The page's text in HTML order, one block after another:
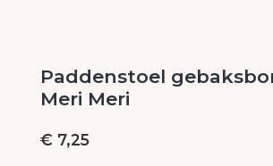
Paddenstoel
Meri Meri
€ 7,25